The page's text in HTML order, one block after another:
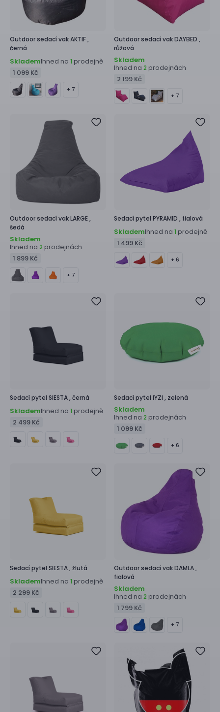
Outdoor sedací vakAKTIF ,
černá
SklademIhned na 1 prodejně
1 099 Kč
+ 7
Outdoor sedací vakDAYBED ,
růžová
Skladem
Ihned na 2 prodejnách
2 199 Kč
+ 7
Outdoor sedací vakLARGE ,
šedá
Skladem
Ihned na 2 prodejnách
1 899 Kč
+ 7
Sedací pytel PYRAMID , fialová
SklademIhned na 1 prodejně
1 499 Kč
+ 6
Sedací pytel SIESTA , černá
SklademIhned na 1 prodejně
2 499 Kč
Sedací pytel IYZI , zelená
Skladem
Ihned na 2 prodejnách
1 099 Kč
+ 6
Sedací pytel SIESTA , žlutá
SklademIhned na 1 prodejně
2 299 Kč
Outdoor sedací vakDAMLA ,
fialová
Skladem
Ihned na 2 prodejnách
1 799 Kč
+ 7